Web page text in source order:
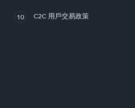
10 C2C 用戶交易政策